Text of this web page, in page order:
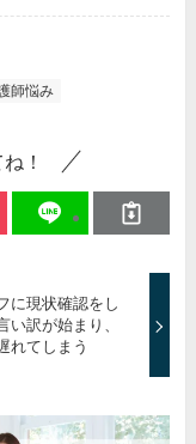
師悩み
！
に現状確認をし
い訳が始まり、
れてしまう